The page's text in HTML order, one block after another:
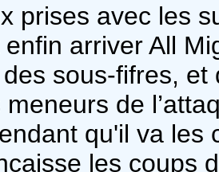
prises avec les
enfin arriver All
sous-fifres,
de
qu'il va les
les coups